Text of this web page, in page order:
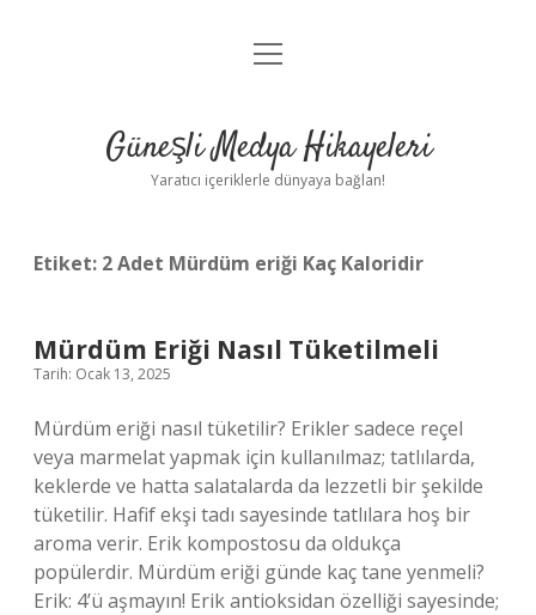
Anasayfa
Yasal Uyarı
menüyü
Güneşli Medya Hikayeleri
Yaratıcı içeriklerle dünyaya bağlan!
Etiket: 2 Adet Mürdüm eriği Kaç Kaloridir
Mürdüm Eriği Nasıl Tüketilmeli
Tarih: Ocak 13, 2025
Mürdüm eriği nasıl tüketilir? Erikler sadece reçel
veya marmelat yapmak için kullanılmaz; tatlılarda,
keklerde ve hatta salatalarda da lezzetli bir şekilde
tüketilir. Hafif ekşi tadı sayesinde tatlılara hoş bir
aroma verir. Erik kompostosu da oldukça
popülerdir. Mürdüm eriği günde kaç tane yenmeli?
Erik: 4’ü aşmayın! Erik antioksidan özelliği sayesinde;